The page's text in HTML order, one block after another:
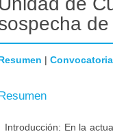
| Convocatoria
Introducción: En la